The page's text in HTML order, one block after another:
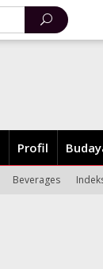
Profil
Beverages